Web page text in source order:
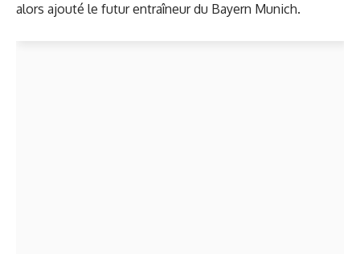
alors ajouté le futur entraîneur du Bayern Munich.